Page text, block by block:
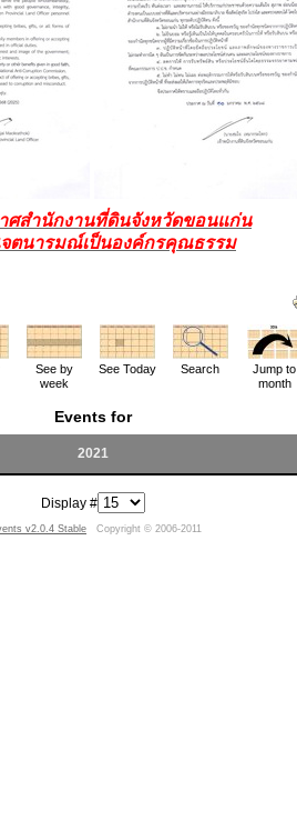
ศสำนักงานที่ดินจังหวัดขอนแก่น
จตนารมณ์เป็นองค์กรคุณธรรม
See by
week
See Today Search
Jump to
month
Events for
2021
Display #
v2.0.4 Stable Copyright © 2006-2011